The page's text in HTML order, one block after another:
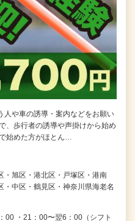
人や車の誘導・案内などをお願い
、歩行者の誘導や声掛けから始め
始めた方がほとん…
・旭区・港北区・戸塚区・港南
・中区・鶴見区・神奈川県海老名
00 ・21：00〜翌6：00（シフト